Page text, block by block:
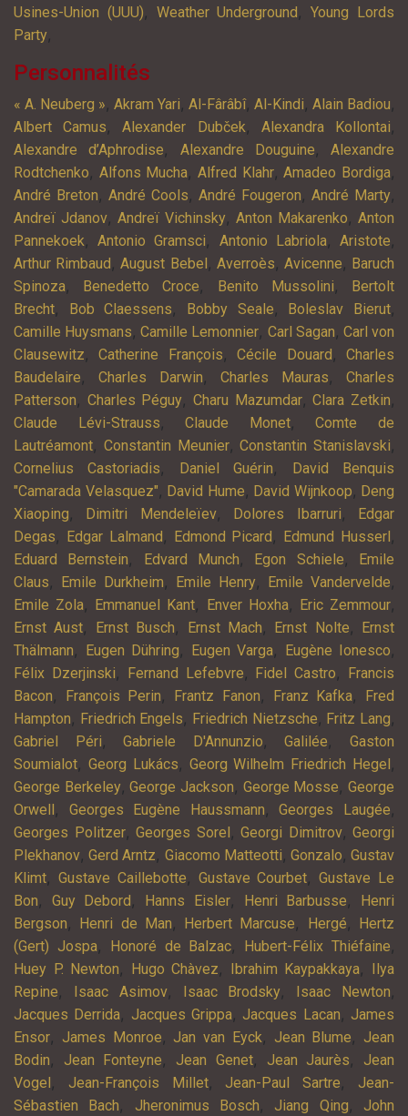
Usines-Union (UUU), Weather Underground ,Young Lords
Party,
Personnalités
« A. Neuberg », Akram Yari, Al-Fârâbî, Al-Kindi, Alain Badiou,
Albert Camus,Alexander Dubček, Alexandra Kollontai,
Alexandre d’Aphrodise, Alexandre Douguine, Alexandre
Rodtchenko, Alfons Mucha,Alfred Klahr,Amadeo Bordiga,
André Breton, André Cools, André Fougeron, André Marty,
Andreï Jdanov, Andreï Vichinsky, Anton Makarenko, Anton
Pannekoek,Antonio Gramsci, Antonio Labriola,Aristote,
Arthur Rimbaud ,August Bebel , Averroès, Avicenne, Baruch
Spinoza, Benedetto Croce, Benito Mussolini,
Bertolt
Brecht, Bob Claessens, Bobby Seale, Boleslav Bierut,
Camille Huysmans,Camille Lemonnier, Carl Sagan, Carl von
Clausewitz,Catherine François,Cécile Douard ,Charles
Baudelaire, Charles Darwin, Charles Mauras, Charles
Patterson, Charles Péguy,Charu Mazumdar,Clara Zetkin,
Claude Lévi-Strauss,Claude Monet,Comte de
Lautréamont, Constantin Meunier,Constantin Stanislavski,
Cornelius Castoriadis, Daniel Guérin,
David Benquis
"Camarada Velasquez", David Hume, David Wijnkoop, Deng
Xiaoping, Dimitri Mendeleïev, Dolores Ibarruri,
Edgar
Degas, Edgar Lalmand , Edmond Picard , Edmund Husserl ,
Eduard Bernstein, Edvard Munch, Egon Schiele,
Emile
Claus, Emile Durkheim, Emile Henry, Emile Vandervelde,
Emile Zola, Emmanuel Kant, Enver Hoxha, Eric Zemmour,
Ernst Aust, Ernst Busch, Ernst Mach, Ernst Nolte,
Ernst
Thälmann, Eugen Dühring, Eugen Varga, Eugène Ionesco,
Félix Dzerjinski, Fernand Lefebvre, Fidel Castro,
Francis
Bacon, François Perin, Frantz Fanon, Franz Kafka,
Fred
Hampton, Friedrich Engels, Friedrich Nietzsche, Fritz Lang,
Gabriel Péri,Gabriele D'Annunzio,Galilée,Gaston
Soumialot, Georg Lukács, Georg Wilhelm Friedrich Hegel ,
George Berkeley,George Jackson, George Mosse,George
Orwell , Georges Eugène Haussmann,Georges Laugée,
Georges Politzer, Georges Sorel , Georgi Dimitrov, Georgi
Plekhanov,Gerd Arntz, Giacomo Matteotti, Gonzalo,Gustav
Klimt, Gustave Caillebotte, Gustave Courbet,Gustave Le
Bon, Guy Debord , Hanns Eisler, Henri Barbusse,
Henri
Bergson, Henri de Man, Herbert Marcuse, Hergé,
Hertz
(Gert) Jospa, Honoré de Balzac, Hubert-Félix Thiéfaine,
Huey P. Newton, Hugo Chàvez, Ibrahim Kaypakkaya,
Ilya
Repine, Isaac Asimov, Isaac Brodsky, Isaac Newton,
Jacques Derrida, Jacques Grippa, Jacques Lacan, James
Ensor, James Monroe, Jan van Eyck, Jean Blume, Jean
Bodin, Jean Fonteyne, Jean Genet, Jean Jaurès, Jean
Vogel , Jean-François Millet, Jean-Paul Sartre, Jean-
Sébastien Bach, Jheronimus Bosch, Jiang Qing, John